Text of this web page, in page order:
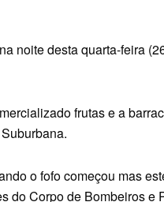
noite desta quarta-feira
frutas e a
o fofo começou mas
do Corpo de Bombeiros e